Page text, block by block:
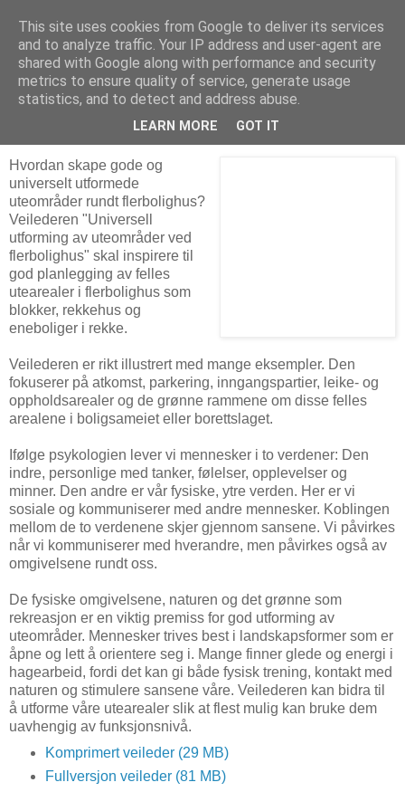
Arkitektur & Miljøteknologi
27 februar 2010
Universell utforming av uterom
Hvordan skape gode og
universelt utformede
uteområder rundt flerbolighus?
Veilederen "Universell
utforming av uteområder ved
flerbolighus" skal inspirere til
god planlegging av felles
utearealer i flerbolighus som
blokker, rekkehus og
eneboliger i rekke.
Veilederen er rikt illustrert med mange eksempler. Den
fokuserer på atkomst, parkering, inngangspartier, leike- og
oppholdsarealer og de grønne rammene om disse felles
arealene i boligsameiet eller borettslaget.
Ifølge psykologien lever vi mennesker i to verdener: Den
indre, personlige med tanker, følelser, opplevelser og
minner. Den andre er vår fysiske, ytre verden. Her er vi
sosiale og kommuniserer med andre mennesker. Koblingen
mellom de to verdenene skjer gjennom sansene. Vi påvirkes
når vi kommuniserer med hverandre, men påvirkes også av
omgivelsene rundt oss.
De fysiske omgivelsene, naturen og det grønne som
rekreasjon er en viktig premiss for god utforming av
uteområder. Mennesker trives best i landskapsformer som er
åpne og lett å orientere seg i. Mange finner glede og energi i
hagearbeid, fordi det kan gi både fysisk trening, kontakt med
naturen og stimulere sansene våre. Veilederen kan bidra til
å utforme våre utearealer slik at flest mulig kan bruke dem
uavhengig av funksjonsnivå.
Komprimert veileder (29 MB)
Fullversjon veileder (81 MB)
This site uses cookies from Google to deliver its services
and to analyze traffic. Your IP address and user-agent are
shared with Google along with performance and security
metrics to ensure quality of service, generate usage
statistics, and to detect and address abuse.
LEARN MORE GOT IT